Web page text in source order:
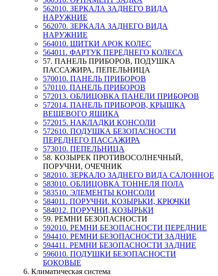
562010. ЗЕРКАЛА ЗАДНЕГО ВИДА
НАРУЖНИЕ
562070. ЗЕРКАЛА ЗАДНЕГО ВИДА
НАРУЖНИЕ
564010. ЩИТКИ АРОК КОЛЕС
564011. ФАРТУК ПЕРЕДНЕГО КОЛЕСА
57. ПАНЕЛЬ ПРИБОРОВ, ПОДУШКА
ПАССАЖИРА, ПЕПЕЛЬНИЦА
570010. ПАНЕЛЬ ПРИБОРОВ
570110. ПАНЕЛЬ ПРИБОРОВ
572013. ОБЛИЦОВКА ПАНЕЛИ ПРИБОРОВ
572014. ПАНЕЛЬ ПРИБОРОВ, КРЫШКА
ВЕЩЕВОГО ЯЩИКА
572015. НАКЛАДКИ КОНСОЛИ
572610. ПОДУШКА БЕЗОПАСНОСТИ
ПЕРЕДНЕГО ПАССАЖИРА
573010. ПЕПЕЛЬНИЦА
58. КОЗЫРЕК ПРОТИВОСОЛНЕЧНЫЙ,
ПОРУЧНИ, ОЧЕЧНИК
582010. ЗЕРКАЛО ЗАДНЕГО ВИДА САЛОННОЕ
583010. ОБЛИЦОВКА ТОННЕЛЯ ПОЛА
583510. ЭЛЕМЕНТЫ КОНСОЛИ
584011. ПОРУЧНИ. КОЗЫРЬКИ, КРЮЧКИ
584012. ПОРУЧНИ, КОЗЫРЬКИ
59. РЕМНИ БЕЗОПАСНОСТИ
592010. РЕМНИ БЕЗОПАСНОСТИ ПЕРЕДНИЕ
594410. РЕМНИ БЕЗОПАСНОСТИ ЗАДНИЕ
594411. РЕМНИ БЕЗОПАСНОСТИ ЗАДНИЕ
596010. ПОДУШКИ БЕЗОПАСНОСТИ
БОКОВЫЕ
6. Климатическая система